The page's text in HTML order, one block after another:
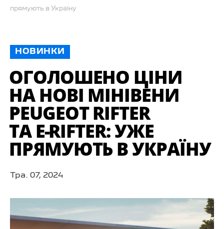
прямують в Україну
НОВИНКИ
ОГОЛОШЕНО ЦІНИ
НА НОВІ МІНІВЕНИ
PEUGEOT RIFTER
ТА E⁠-⁠RIFTER: УЖЕ
ПРЯМУЮТЬ В УКРАЇНУ
Тра. 07, 2024